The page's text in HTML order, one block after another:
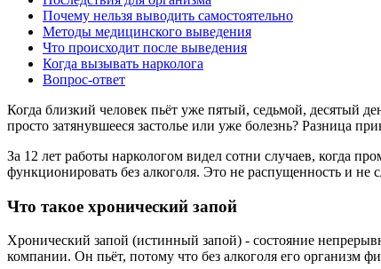
Почему нельзя выводить самостоятельно
Методы медицинского выведения
Что происходит после выведения
Когда вызывать нарколога
Вопрос-ответ
Когда близкий человек пьёт уже пятый, седьмой, десятый
просто затянувшееся застолье или уже болезнь? Разница
За 12 лет работы наркологом видел сотни случаев, когда
функционировать без алкоголя. Это не распущенность и
Что такое хронический запой
Хронический запой (истинный запой) - состояние
компании. Он пьёт, потому что без алкоголя его организм